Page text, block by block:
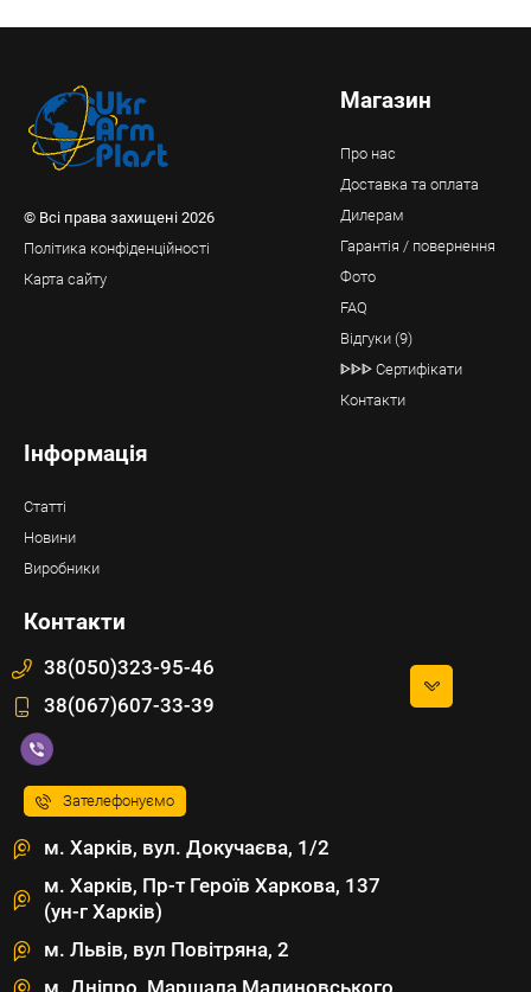
© Всі права захищені 2026
Політика конфіденційності
Карта сайту
Магазин
Про нас
Доставка та оплата
Дилерам
Гарантія / повернення
Фото
FAQ
Відгуки (9)
ᐈᐈᐈ Сертифікати
Контакти
Інформація
Статті
Новини
Виробники
Контакти
38(050)323-95-46
38(067)607-33-39
Зателефонуємо
м. Харків, вул. Докучаєва, 1/2
м. Харків, Пр-т Героїв Харкова, 137
(ун-г Харків)
м. Львів, вул Повітряна, 2
м. Дніпро, Маршала Малиновського